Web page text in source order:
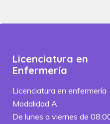
Licenciatura en
Enfermería
Licenciatura en enfermería
Modalidad A
De lunes a viernes de